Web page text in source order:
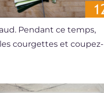
Pendant ce temps,
courgettes et coupez-